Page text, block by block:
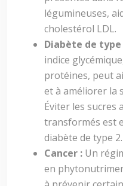
légumineuses,
cholestérol LDL.
Diabète de type
indice
protéines, peut
et à améliorer la
Éviter les sucres
transformés est
diabète de type 2.
Cancer : Un
en